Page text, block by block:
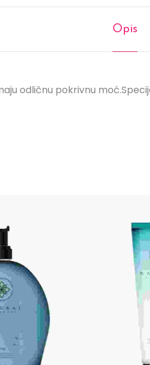
Opis
odličnu pokrivnu